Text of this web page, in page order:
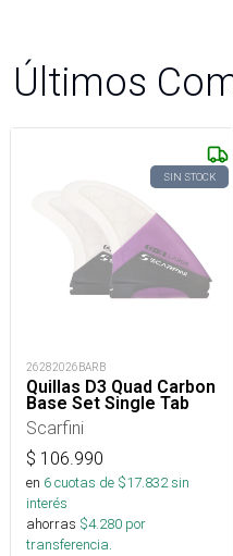
Últimos
SIN STOCK
26282026BARB
Quillas D3 Quad Carbon
Base Set Single Tab
Scarfini
$ 106.990
en 6cuotas de $17.832sin
interés
ahorras $4.280 por
transferencia.